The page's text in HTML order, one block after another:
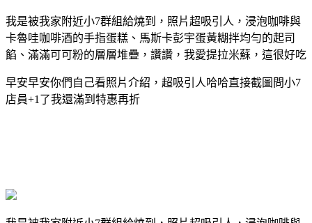
我是被我家附近小7群組給燒到，照片超吸引人，浸泡咖啡與
卡魯哇咖啡酒的手指蛋糕、馬斯卡彭宇蛋黃糊拌均勻的起司
餡、滿滿可可粉的層層堆疊，讚讚，我愛提拉米蘇，這很好吃
早安早安你們自己看照片介紹，超吸引人哈哈直接截圖問小7
店員+1了我還滿到特惠再折